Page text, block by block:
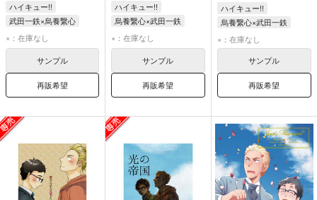
ハイキュー!!
武田一鉄×烏養繋心
武田一鉄
×：在庫なし
サンプル
再販希望
ハイキュー!!
烏養繋心×武田一鉄
烏養繋心
×：在庫なし
サンプル
再販希望
ハイキュー!!
烏養繋心×武田一鉄
烏養繋心
×：在庫なし
サンプル
再販希望